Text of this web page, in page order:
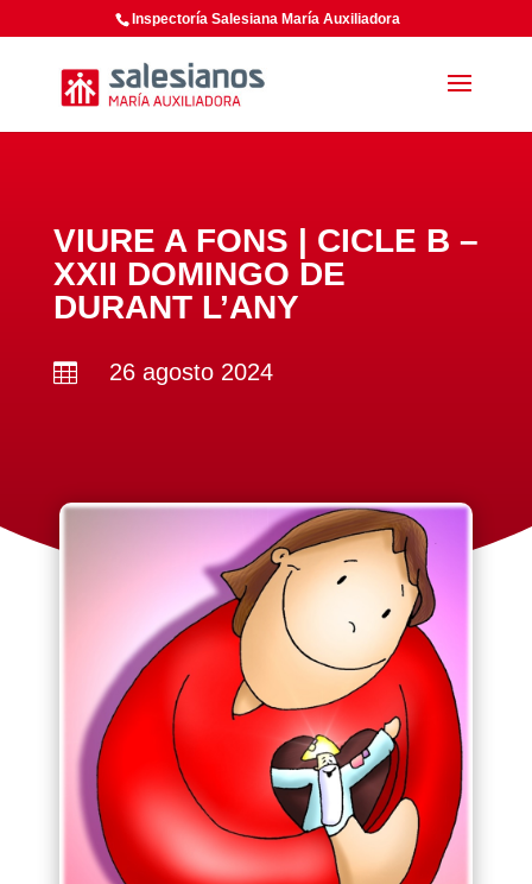
Inspectoría Salesiana María Auxiliadora
VIURE A FONS | CICLE B –
XXII DOMINGO DE
DURANT L’ANY
 26 agosto 2024